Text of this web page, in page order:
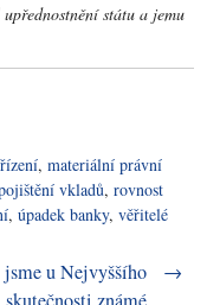
státu a jemu
,materiální právní
vkladů,rovnost
,úpadek banky,věřitelé
→
u Nejvyššího